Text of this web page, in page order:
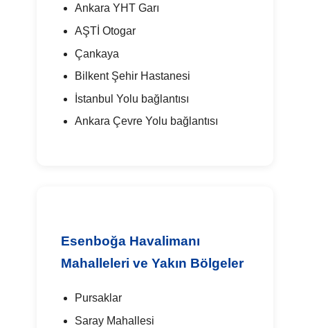
Ankara YHT Garı
AŞTİ Otogar
Çankaya
Bilkent Şehir Hastanesi
İstanbul Yolu bağlantısı
Ankara Çevre Yolu bağlantısı
Esenboğa Havalimanı
Mahalleleri ve Yakın Bölgeler
Pursaklar
Saray Mahallesi